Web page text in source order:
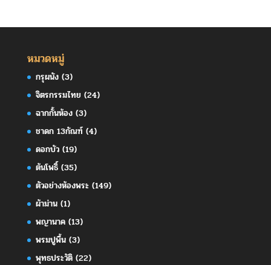
หมวดหมู่
กรุผนัง(3)
จิตรกรรมไทย (24)
ฉากกั้นห้อง(3)
ชาดก 13กัณฑ์(4)
ดอกบัว(19)
ต้นโพธิ์(35)
ตัวอย่างห้องพระ(149)
ผ้าม่าน(1)
พญานาค(13)
พรมปูพื้น(3)
พุทธประวัติ(22)